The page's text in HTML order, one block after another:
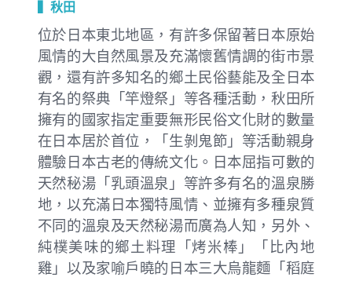
▍秋田
位於日本東北地區，有許多保留著日本原始
風情的大自然風景及充滿懷舊情調的街市景
觀，還有許多知名的鄉土民俗藝能及全日本
有名的祭典「竿燈祭」等各種活動，秋田所
擁有的國家指定重要無形民俗文化財的數量
在日本居於首位，「生剝鬼節」等活動親身
體驗日本古老的傳統文化。日本屈指可數的
天然秘湯「乳頭溫泉」等許多有名的溫泉勝
地，以充滿日本獨特風情、並擁有多種泉質
不同的溫泉及天然秘湯而廣為人知，另外、
純樸美味的鄉土料理「烤米棒」「比內地
雞」以及家喻戶曉的日本三大烏龍麵「稻庭